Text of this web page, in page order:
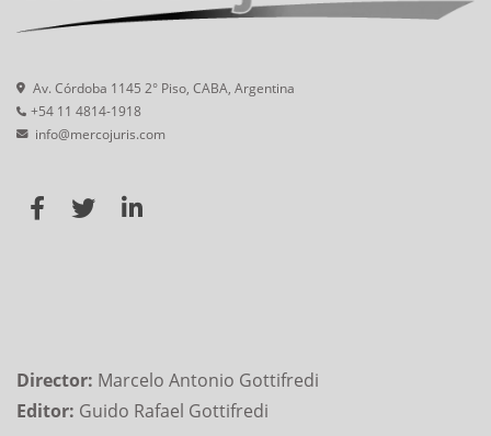
Av. Córdoba 1145 2° Piso, CABA, Argentina
+54 11 4814-1918
info@mercojuris.com
Director: Marcelo Antonio Gottifredi
Editor: Guido Rafael Gottifredi